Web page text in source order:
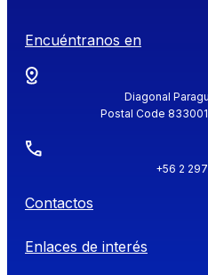
Encuéntranos en
Diagonal
Postal Code
+56 2
Contactos
Enlaces de interés